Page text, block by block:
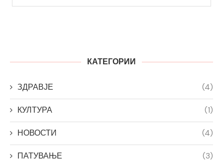
КАТЕГОРИИ
ЗДРАВЈЕ (4)
КУЛТУРА (1)
НОВОСТИ (4)
ПАТУВАЊЕ (3)